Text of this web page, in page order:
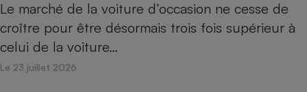
Le marché de la voiture d’occasion ne cesse de
croître pour être désormais trois fois supérieur à
celui de la voiture…
Le 23 juillet 2026